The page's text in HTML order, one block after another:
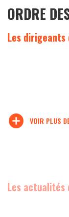
ORDRE
Les dirigeants
add_circle VOIR PLUS
Les actualités